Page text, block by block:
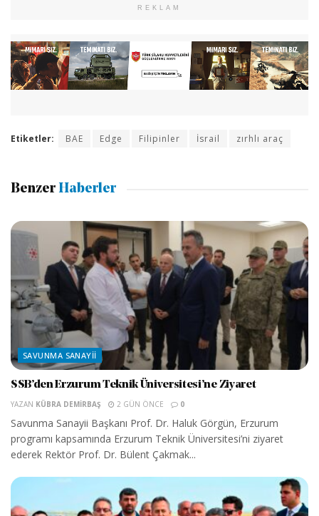
REKLAM
Etiketler: BAE Edge Filipinler İsrail zırhlı araç
Benzer Haberler
SAVUNMA SANAYII
SSB’den Erzurum Teknik Üniversitesi’ne Ziyaret
YAZAN KÜBRA DEMIRBAŞ 2 GÜN ÖNCE 0
Savunma Sanayii Başkanı Prof. Dr. Haluk Görgün, Erzurum
programı kapsamında Erzurum Teknik Üniversitesi’ni ziyaret
ederek Rektör Prof. Dr. Bülent Çakmak...